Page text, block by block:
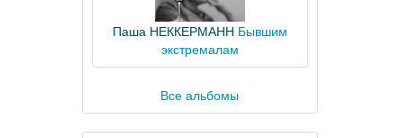
Паша НЕККЕРМАНН Бывшим
экстремалам
Все альбомы